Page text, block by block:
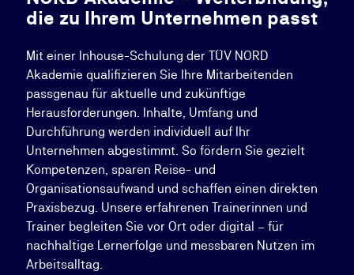
die zu Ihrem Unternehmen passt
Mit einer Inhouse-Schulung der TÜV NORD
Akademie qualifizieren Sie Ihre Mitarbeitenden
passgenau für aktuelle und zukünftige
Herausforderungen. Inhalte, Umfang und
Durchführung werden individuell auf Ihr
Unternehmen abgestimmt. So fördern Sie gezielt
Kompetenzen, sparen Reise- und
Organisationsaufwand und schaffen einen direkten
Praxisbezug. Unsere erfahrenen Trainerinnen und
Trainer begleiten Sie vor Ort oder digital – für
nachhaltige Lernerfolge und messbaren Nutzen im
Arbeitsalltag.